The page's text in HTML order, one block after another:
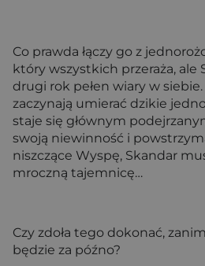
Co prawda łączy go z
który wszystkich przeraża, ale
drugi rok pełen wiary w
zaczynają umierać dzikie
staje się głównym
swoją niewinność i
niszczące Wyspę, Skandar
mroczną tajemnicę…
Czy zdoła tego dokonać,
będzie za późno?